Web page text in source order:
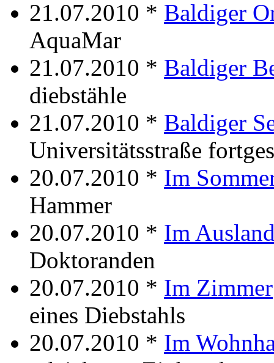
21.07.2010 * Baldiger
AquaMar
21.07.2010 * Baldiger
diebstähle
21.07.2010 * Baldiger
Universitätsstraße
20.07.2010 * Im
Hammer
20.07.2010 * Im
Doktoranden
20.07.2010 * Im Zimmer
eines Diebstahls
20.07.2010 * Im